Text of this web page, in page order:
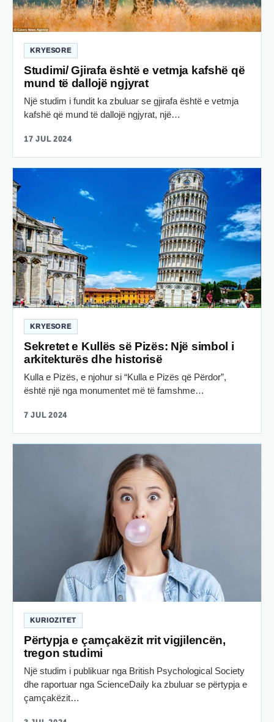
KRYESORE
Studimi/ Gjirafa është e vetmja kafshë që
mund të dallojë ngjyrat
Një studim i fundit ka zbuluar se gjirafa është e vetmja
kafshë që mund të dallojë ngjyrat, një…
17 JUL 2024
KRYESORE
Sekretet e Kullës së Pizës: Një simbol i
arkitekturës dhe historisë
Kulla e Pizës, e njohur si “Kulla e Pizës që Përdor”,
është një nga monumentet më të famshme…
7 JUL 2024
KURIOZITET
Përtypja e çamçakëzit rrit vigjilencën,
tregon studimi
Një studim i publikuar nga British Psychological Society
dhe raportuar nga ScienceDaily ka zbuluar se përtypja e
çamçakëzit…